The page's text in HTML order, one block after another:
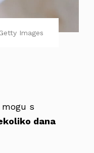
Images
s
dana